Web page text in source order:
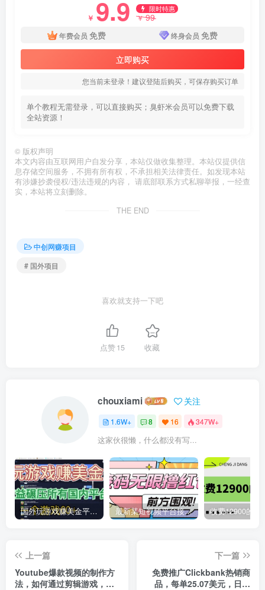
￥ 9.9 限时特惠
￥99
年费会员 免费 终身会员 免费
立即购买
您当前未登录！建议登陆后购买，可保存购买订单
单个教程无需登录，可以直接购买；臭虾米会员可以免费下载
全站资源！
© 版权声明
本文内容由互联网用户自发分享，本站仅做收集整理。本站仅提供信
息存储空间服务，不拥有所有权，不承担相关法律责任。如发现本站
有涉嫌抄袭侵权/违法违规的内容， 请底部联系方式私聊举报，一经查
实，本站将立刻删除。
THE END
中创网赚项目
# 国外项目
喜欢就支持一下吧
点赞15 收藏
chouxiami 关注
1.6W+ 8 16 347W+
这家伙很懒，什么都没有写...
国外玩游戏赚美金平台，一个游戏60+，收益碾压国内所有平台 最新某短视频平台接码看广告，无限撸1.3元项目【软件+详细操作教程】
上一篇
Youtube爆款视频的制作方
法，如何通过剪辑游戏，月
下一篇
免费推广Clickbank热销商
品，每单25.07美元，日赚